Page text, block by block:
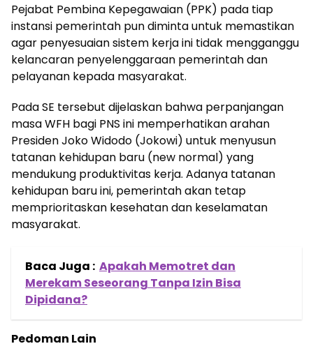
Pejabat Pembina Kepegawaian (PPK) pada tiap
instansi pemerintah pun diminta untuk memastikan
agar penyesuaian sistem kerja ini tidak mengganggu
kelancaran penyelenggaraan pemerintah dan
pelayanan kepada masyarakat.
Pada SE tersebut dijelaskan bahwa perpanjangan
masa WFH bagi PNS ini memperhatikan arahan
Presiden Joko Widodo (Jokowi) untuk menyusun
tatanan kehidupan baru (new normal) yang
mendukung produktivitas kerja. Adanya tatanan
kehidupan baru ini, pemerintah akan tetap
memprioritaskan kesehatan dan keselamatan
masyarakat.
Baca Juga : Apakah Memotret dan
Merekam Seseorang Tanpa Izin Bisa
Dipidana?
Pedoman Lain